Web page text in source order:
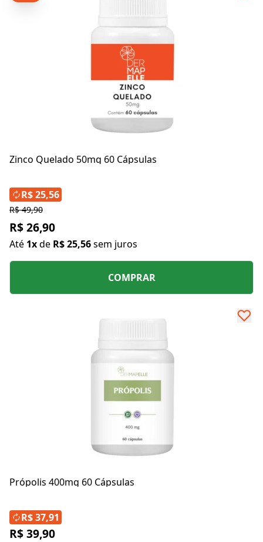
Zinco Quelado 50mg 60 Cápsulas
R$ 49,90
R$ 26,90
Até 1xde R$ 25,56sem juros
R$ 25,56
COMPRAR
Própolis 400mg 60 Cápsulas
R$ 39,90
R$ 37,91